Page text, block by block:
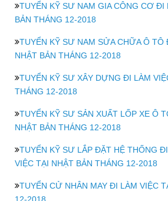
TUYỂN KỸ SƯ NAM GIA CÔNG CƠ ĐI
BẢN THÁNG 12-2018
TUYỂN KỸ SƯ NAM SỬA CHỮA Ô TÔ
NHẬT BẢN THÁNG 12-2018
TUYỂN KỸ SƯ XÂY DỰNG ĐI LÀM
THÁNG 12-2018
TUYỂN KỸ SƯ SẢN XUẤT LỐP XE Ô
NHẬT BẢN THÁNG 12-2018
TUYỂN KỸ SƯ LẮP ĐẶT HỆ THỐNG
VIỆC TẠI NHẬT BẢN THÁNG 12-2018
TUYỂN CỬ NHÂN MAY ĐI LÀM VIỆC